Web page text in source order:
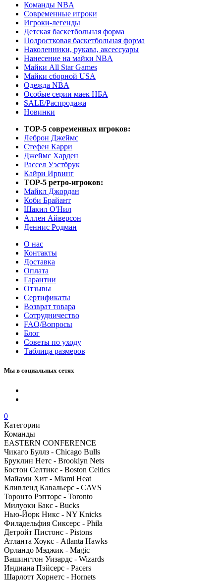
Команды NBA
Современные игроки
Игроки-легенды
Детская баскетбольная форма
Подростковая баскетбольная форма
Наколенники, рукава, аксессуары
Нанесение на майки NBA
Майки All Star Games
Майки сборной USA
Одежда NBA
Особые серии маек НБА
SALE/Распродажа
Новинки
TOP-5 современных игроков:
Леброн Джеймс
Стефен Карри
Джеймс Харден
Рассел Уэстбрук
Кайри Ирвинг
TOP-5 ретро-игроков:
Майкл Джордан
Коби Брайант
Шакил О'Нил
Аллен Айверсон
Деннис Родман
О нас
Контакты
Доставка
Оплата
Гарантии
Отзывы
Сертификаты
Возврат товара
Сотрудничество
FAQ/Вопросы
Блог
Советы по уходу
Таблица размеров
Мы в социальных сетях
0
Категории
Команды
EASTERN CONFERENCE
Чикаго Буллз - Chicago Bulls
Бруклин Нетс - Brooklyn Nets
Бостон Селтикс - Boston Celtics
Майами Хит - Miami Heat
Кливленд Кавальерс - CAVS
Торонто Рэпторс - Toronto
Милуоки Бакс - Bucks
Нью-Йорк Никс - NY Knicks
Филадельфия Сиксерс - Phila
Детройт Пистонс - Pistons
Атланта Хоукс - Atlanta Hawks
Орландо Мэджик - Magic
Вашингтон Уизардс - Wizards
Индиана Пэйсерс - Pacers
Шарлотт Хорнетс - Hornets